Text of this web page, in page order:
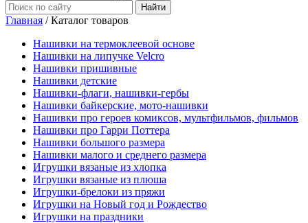
Главная /Каталог товаров
Нашивки на термоклеевой основе
Нашивки на липучке Velcro
Нашивки пришивные
Нашивки детские
Нашивки-флаги, нашивки-гербы
Нашивки байкерские, мото-нашивки
Нашивки про героев комиксов, мультфильмов, фильмов
Нашивки про Гарри Поттера
Нашивки большого размера
Нашивки малого и среднего размера
Игрушки вязаные из хлопка
Игрушки вязаные из плюша
Игрушки-брелоки из пряжи
Игрушки на Новый год и Рождество
Игрушки на праздники